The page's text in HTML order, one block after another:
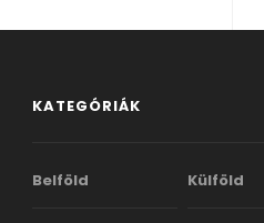
KATEGÓRIÁK
Belföld Külföld